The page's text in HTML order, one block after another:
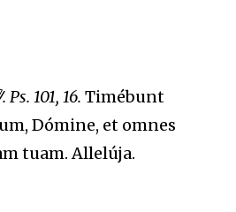
Ps. 101, 16. Timébunt
Dómine, et omnes
tuam. Allelúja.